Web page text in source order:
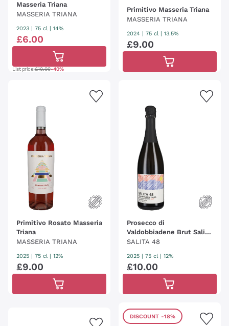
Masseria Triana
MASSERIA TRIANA
2023 75 cl | 14%
£6.00
List price:£10.00-40%
Primitivo Masseria Triana
MASSERIA TRIANA
2024 75 cl | 13.5%
£9.00
Primitivo Rosato Masseria
Triana
MASSERIA TRIANA
2025 75 cl | 12%
£9.00
Prosecco di
Valdobbiadene Brut Salita
48
SALITA 48
2025 75 cl | 12%
£10.00
DISCOUNT -18%